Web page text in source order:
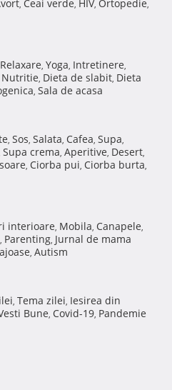
, Ceai verde, HIV, Ortopedie,
Relaxare, Yoga, Intretinere,
Nutritie, Dieta de slabit, Dieta
, Sala de acasa
, Sos, Salata, Cafea, Supa,
Supa crema, Aperitive, Desert,
, Ciorba pui, Ciorba burta,
interioare, Mobila, Canapele,
, Parenting, Jurnal de mama
, Autism
, Tema zilei, Iesirea din
Bune, Covid-19, Pandemie